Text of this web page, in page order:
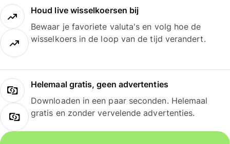
Houd live wisselkoersen bij
Bewaar je favoriete valuta's en volg hoe de
wisselkoers in de loop van de tijd verandert.
Helemaal gratis, geen advertenties
Downloaden in een paar seconden. Helemaal
gratis en zonder vervelende advertenties.